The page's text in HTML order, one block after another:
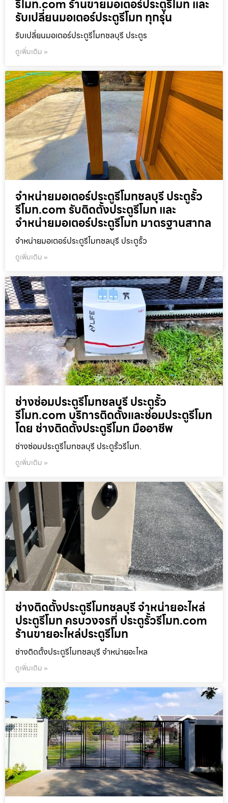
รีโมท.com ร้านขายมอเตอร์ประตูรีโมท และ
รับเปลี่ยนมอเตอร์ประตูรีโมท ทุกรุ่น
รับเปลี่ยนมอเตอร์ประตูรีโมทชลบุรี ประตูร
ดูเพิ่มเติม »
จำหน่ายมอเตอร์ประตูรีโมทชลบุรี ประตูรั้ว
รีโมท.com รับติดตั้งประตูรีโมท และ
จำหน่ายมอเตอร์ประตูรีโมท มาตรฐานสากล
จำหน่ายมอเตอร์ประตูรีโมทชลบุรี ประตูรั้ว
ดูเพิ่มเติม »
ช่างซ่อมประตูรีโมทชลบุรี ประตูรั้ว
รีโมท.com บริการติดตั้งและซ่อมประตูรีโมท
โดย ช่างติดตั้งประตูรีโมท มืออาชีพ
ช่างซ่อมประตูรีโมทชลบุรี ประตูรั้วรีโมท.
ดูเพิ่มเติม »
ช่างติดตั้งประตูรีโมทชลบุรี จำหน่ายอะไหล่
ประตูรีโมท ครบวงจรที่ ประตูรั้วรีโมท.com
ร้านขายอะไหล่ประตูรีโมท
ช่างติดตั้งประตูรีโมทชลบุรี จำหน่ายอะไหล
ดูเพิ่มเติม »